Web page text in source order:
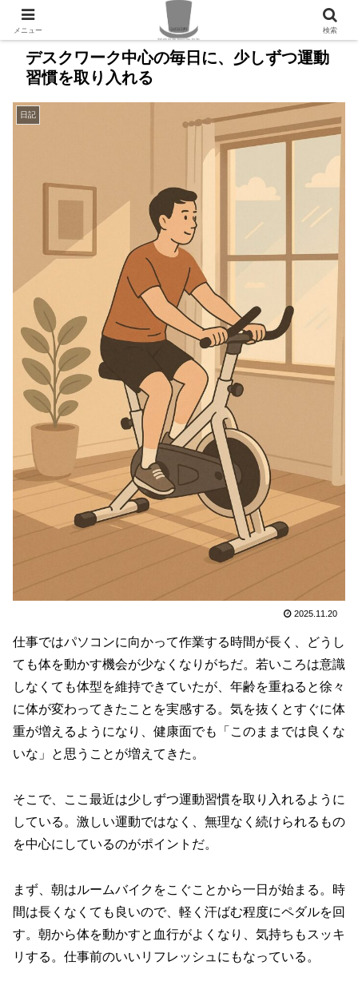
デスクワーク中心の毎日に、少しずつ運動
習慣を取り入れる
日記
2025.11.20
仕事ではパソコンに向かって作業する時間が長く、どうし
ても体を動かす機会が少なくなりがちだ。若いころは意識
しなくても体型を維持できていたが、年齢を重ねると徐々
に体が変わってきたことを実感する。気を抜くとすぐに体
重が増えるようになり、健康面でも「このままでは良くな
いな」と思うことが増えてきた。
そこで、ここ最近は少しずつ運動習慣を取り入れるように
している。激しい運動ではなく、無理なく続けられるもの
を中心にしているのがポイントだ。
まず、朝はルームバイクをこぐことから一日が始まる。時
間は長くなくても良いので、軽く汗ばむ程度にペダルを回
す。朝から体を動かすと血行がよくなり、気持ちもスッキ
リする。仕事前のいいリフレッシュにもなっている。
メニュー 検索